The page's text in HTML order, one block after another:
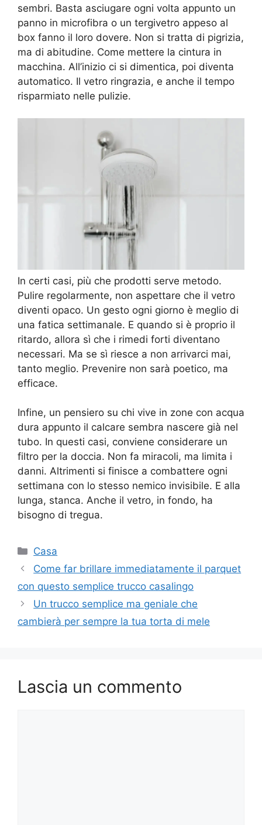
sembri. Basta asciugare ogni volta appunto un
panno in microfibra o un tergivetro appeso al
box fanno il loro dovere. Non si tratta di pigrizia,
ma di abitudine. Come mettere la cintura in
macchina. All’inizio ci si dimentica, poi diventa
automatico. Il vetro ringrazia, e anche il tempo
risparmiato nelle pulizie.
In certi casi, più che prodotti serve metodo.
Pulire regolarmente, non aspettare che il vetro
diventi opaco. Un gesto ogni giorno è meglio di
una fatica settimanale. E quando si è proprio il
ritardo, allora sì che i rimedi forti diventano
necessari. Ma se sì riesce a non arrivarci mai,
tanto meglio. Prevenire non sarà poetico, ma
efficace.
Infine, un pensiero su chi vive in zone con acqua
dura appunto il calcare sembra nascere già nel
tubo. In questi casi, conviene considerare un
filtro per la doccia. Non fa miracoli, ma limita i
danni. Altrimenti si finisce a combattere ogni
settimana con lo stesso nemico invisibile. E alla
lunga, stanca. Anche il vetro, in fondo, ha
bisogno di tregua.
Categorie
Casa
Come far brillare immediatamente il parquet
con questo semplice trucco casalingo
Un trucco semplice ma geniale che
cambierà per sempre la tua torta di mele
Lascia un commento